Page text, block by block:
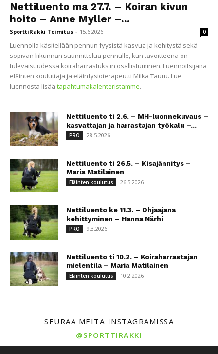
Nettiluento ma 27.7. – Koiran kivun
hoito – Anne Myller –...
SporttiRakki Toimitus - 15.6.2026 0
Luennolla käsitellään pennun fyysistä kasvua ja kehitystä sekä
sopivan liikunnan suunnittelua pennulle, kun tavoitteena on
tulevaisuudessa koiraharrastuksiin osallistuminen. Luennoitsijana
eläinten kouluttaja ja eläinfysioterapeutti Milka Tauru. Lue
luennosta lisää tapahtumakalenteristamme.
Nettiluento ti 2.6. – MH-luonnekuvaus –
kasvattajan ja harrastajan työkalu –...
PRO 28.5.2026
Nettiluento ti 26.5. – Kisajännitys –
Maria Matilainen
Eläinten koulutus 26.5.2026
Nettiluento ke 11.3. – Ohjaajana
kehittyminen – Hanna Närhi
PRO 9.3.2026
Nettiluento ti 10.2. – Koiraharrastajan
mielentila – Maria Matilainen
Eläinten koulutus 10.2.2026
SEURAA MEITÄ INSTAGRAMISSA
@SPORTTIRAKKI